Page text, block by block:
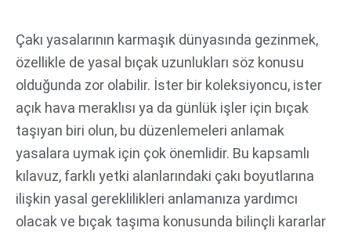
atlaÇakı yasalarının karmaşık dünyasında gezinmek,
özellikle de yasal bıçak uzunlukları söz konusu
olduğunda zor olabilir. İster bir koleksiyoncu, ister
açık hava meraklısı ya da günlük işler için bıçak
taşıyan biri olun, bu düzenlemeleri anlamak
yasalara uymak için çok önemlidir. Bu kapsamlı
kılavuz, farklı yetki alanlarındaki çakı boyutlarına
ilişkin yasal gereklilikleri anlamanıza yardımcı
olacak ve bıçak taşıma konusunda bilinçli kararlar